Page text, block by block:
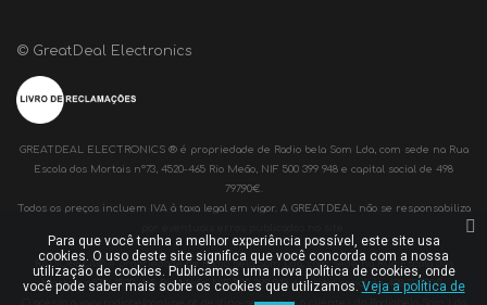
© GreatDeal Electronics
GREATDEAL ELECTRONICS ® é propriedade de Radio bela Som Lda, com sede na Rua
Escola dos Mortais nº73, 4520-465 Rio Meão, NIF 500 399 948 e capital social de 498
797,90€.
Todos os preços incluem IVA à taxa legal em vigor. A GREATDEAL não se responsabiliza
RADIOBELA® é propriedade de Radio bela Som Lda, com sede na Rua Escola dos
Mortais nº73, 4520-465 Rio Meão, NIF 500 399 948 e capital social de 498 797,90€.
O acesso a www.radiobelaonline.pt destina-se apenas a clientes da Radiobela Som Lda
Para que você tenha a melhor experiência possível, este site usa
cookies. O uso deste site significa que você concorda com a nossa
utilização de cookies. Publicamos uma nova política de cookies, onde
você pode saber mais sobre os cookies que utilizamos. Veja a política de